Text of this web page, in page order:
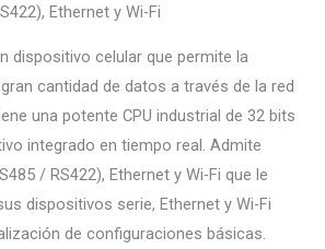
Ethernet y Wi-Fi
dispositivo celular que permite la
cantidad de datos a través de la red
una potente CPU industrial de 32 bits
integrado en tiempo real. Admite
/ RS422), Ethernet y Wi-Fi que le
dispositivos serie, Ethernet y Wi-Fi
de configuraciones básicas.